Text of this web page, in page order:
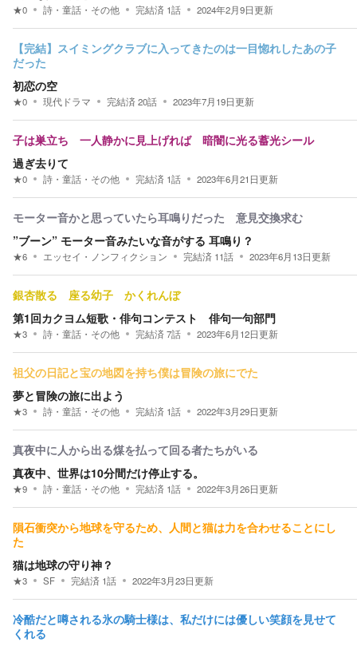
★0 詩・童話・その他 完結済 1話 2024年2月9日更新
【完結】スイミングクラブに入ってきたのは一目惚れしたあの子
だった
初恋の空
★0 現代ドラマ 完結済20話 2023年7月19日更新
子は巣立ち 一人静かに見上げれば 暗闇に光る蓄光シール
過ぎ去りて
★0 詩・童話・その他 完結済 1話 2023年6月21日更新
モーター音かと思っていたら耳鳴りだった 意見交換求む
”ブーン” モーター音みたいな音がする 耳鳴り？
★6 エッセイ・ノンフィクション 完結済 11話 2023年6月13日更新
銀杏散る 座る幼子 かくれんぼ
第1回カクヨム短歌・俳句コンテスト 俳句一句部門
★3 詩・童話・その他 完結済7話 2023年6月12日更新
祖父の日記と宝の地図を持ち僕は冒険の旅にでた
夢と冒険の旅に出よう
★3 詩・童話・その他 完結済 1話 2022年3月29日更新
真夜中に人から出る煤を払って回る者たちがいる
真夜中、世界は10分間だけ停止する。
★9 詩・童話・その他 完結済 1話 2022年3月26日更新
隕石衝突から地球を守るため、人間と猫は力を合わせることにし
た
猫は地球の守り神？
★3 SF 完結済 1話 2022年3月23日更新
冷酷だと噂される氷の騎士様は、私だけには優しい笑顔を見せて
くれる